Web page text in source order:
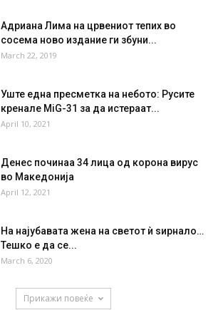
Адриана Лима на црвениот тепих во
сосема ново издание ги збуни...
March 22, 2019
Уште една пресметка на небото: Русите
кренале MiG-31 за да истераат...
April 10, 2021
Денес починаа 34 лица од корона вирус
во Македонија
April 12, 2021
На најубавата жена на светот ѝ ѕирнало…
Тешко е да се...
March 6, 2020
Прикажи повеќе